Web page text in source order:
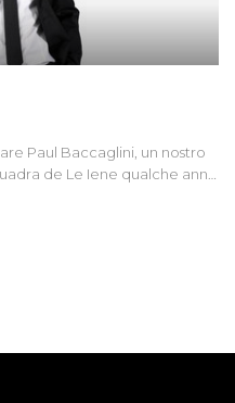
Paul Baccaglini, un nostro
de Le Iene qualche anno